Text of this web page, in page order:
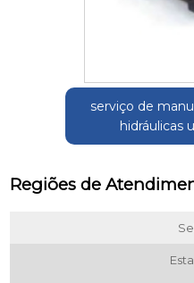
serviço de
hidráulicas
Regiões de